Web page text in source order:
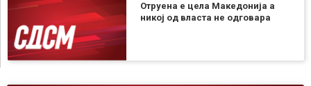
Отруена е цела Македонија а
никој од власта не одговара